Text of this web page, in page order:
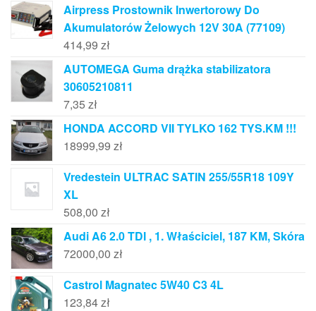
Airpress Prostownik Inwertorowy Do
Akumulatorów Żelowych 12V 30A (77109)
414,99 zł
AUTOMEGA Guma drążka stabilizatora
30605210811
7,35 zł
HONDA ACCORD VII TYLKO 162 TYS.KM !!!
18999,99 zł
Vredestein ULTRAC SATIN 255/55R18 109Y
XL
508,00 zł
Audi A6 2.0 TDI , 1. Właściciel, 187 KM, Skóra
72000,00 zł
Castrol Magnatec 5W40 C3 4L
123,84zł